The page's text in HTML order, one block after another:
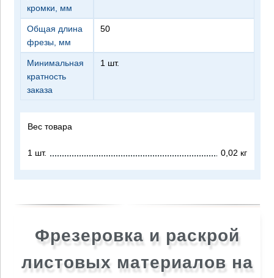
кромки, мм
Общая длина
фрезы, мм
50
Минимальная
кратность
заказа
1 шт.
Вес товара
1 шт. 0,02 кг
Фрезеровка и раскрой
листовых материалов на